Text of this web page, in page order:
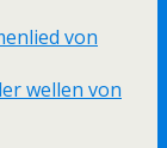
von
wellen von